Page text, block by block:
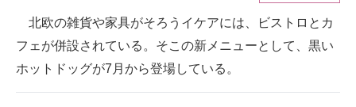
ITの今と未来を見通す
スマホと通信の最新トレンド
北欧の雑貨や家具がそろうイケアには、ビストロとカ
フェが併設されている。そこの新メニューとして、黒い
ホットドッグが7月から登場している。